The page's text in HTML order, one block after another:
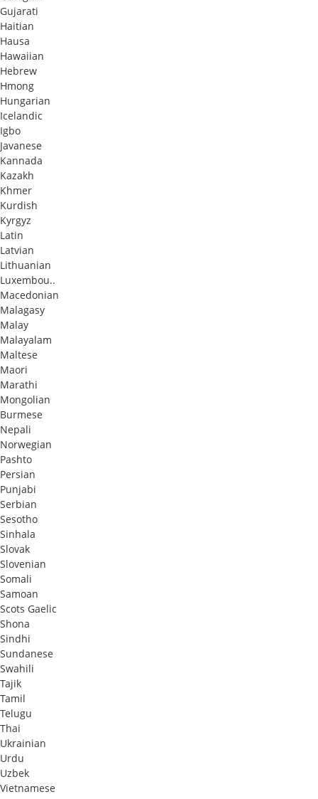
Gujarati
Haitian
Hausa
Hawaiian
Hebrew
Hmong
Hungarian
Icelandic
Igbo
Javanese
Kannada
Kazakh
Khmer
Kurdish
Kyrgyz
Latin
Latvian
Lithuanian
Luxembou..
Macedonian
Malagasy
Malay
Malayalam
Maltese
Maori
Marathi
Mongolian
Burmese
Nepali
Norwegian
Pashto
Persian
Punjabi
Serbian
Sesotho
Sinhala
Slovak
Slovenian
Somali
Samoan
Scots Gaelic
Shona
Sindhi
Sundanese
Swahili
Tajik
Tamil
Telugu
Thai
Ukrainian
Urdu
Uzbek
Vietnamese